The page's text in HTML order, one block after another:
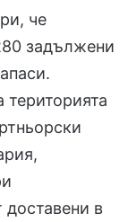
че
задължени
територията
доставени в